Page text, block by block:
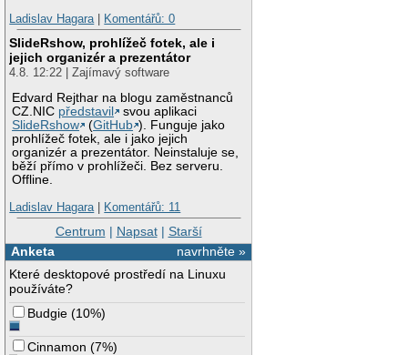
Ladislav Hagara| Komentářů: 0
SlideRshow, prohlížeč fotek, ale i
jejich organizér a prezentátor
4.8. 12:22 | Zajímavý software
Edvard Rejthar na blogu zaměstnanců
CZ.NIC představil
svou aplikaci
SlideRshow
(GitHub ). Funguje jako
prohlížeč fotek, ale i jako jejich
organizér a prezentátor. Neinstaluje se,
běží přímo v prohlížeči. Bez serveru.
Offline.
Ladislav Hagara| Komentářů: 11
Centrum | Napsat| Starší
navrhněte »
Anketa
Které desktopové prostředí na Linuxu
používáte?
Budgie (10%)
Cinnamon (7%)